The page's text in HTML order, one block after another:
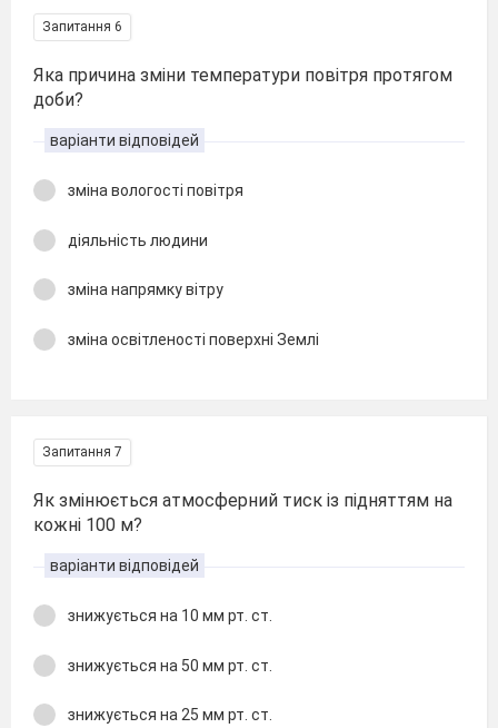
Запитання 6
Яка причина зміни температури повітря протягом
доби?
варіанти відповідей
зміна вологості повітря
діяльність людини
зміна напрямку вітру
зміна освітленості поверхні Землі
Запитання 7
Як змінюється атмосферний тиск із підняттям на
кожні 100 м?
варіанти відповідей
знижується на 10 мм рт. ст.
знижується на 50 мм рт. ст.
знижується на 25 мм рт. ст.